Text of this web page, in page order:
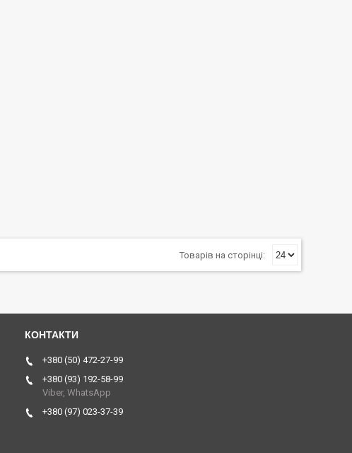
+380 (50) 472-27-99
+380 (93) 192-58-99
Viber, WhatsApp
+380 (97) 023-37-39